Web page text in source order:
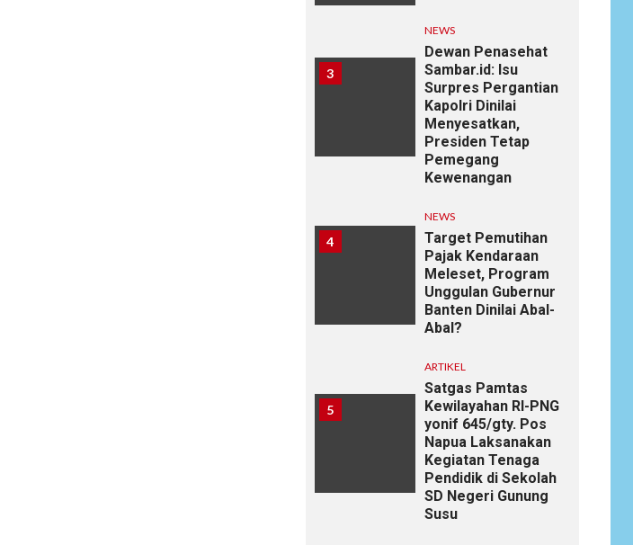
3
NEWS
Dewan Penasehat
Sambar.id: Isu
Surpres Pergantian
Kapolri Dinilai
Menyesatkan,
Presiden Tetap
Pemegang
Kewenangan
4
NEWS
Target Pemutihan
Pajak Kendaraan
Meleset, Program
Unggulan Gubernur
Banten Dinilai Abal-
Abal?
5
ARTIKEL
Satgas Pamtas
Kewilayahan RI-PNG
yonif 645/gty. Pos
Napua Laksanakan
Kegiatan Tenaga
Pendidik di Sekolah
SD Negeri Gunung
Susu